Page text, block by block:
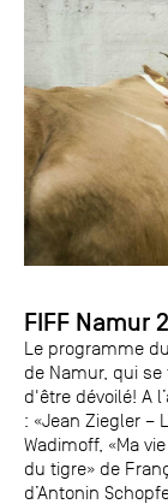
FIFF Namur
Le programme
de Namur, qui
d'être dévoilé! A
: «Jean Ziegler –
Wadimoff, «Ma
du tigre» de
d’Antonin